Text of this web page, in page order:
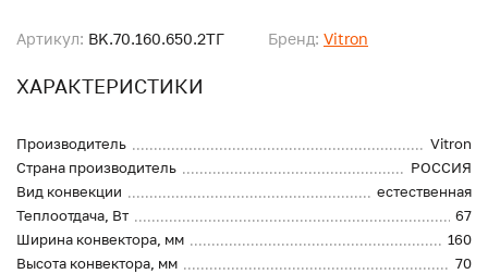
Артикул: BK.70.160.650.2ТГ Бренд: Vitron
ХАРАКТЕРИСТИКИ
Производитель
Vitron
Страна производитель
РОССИЯ
Вид конвекции
естественная
Теплоотдача, Вт
67
Ширина конвектора, мм
160
Высота конвектора, мм
70